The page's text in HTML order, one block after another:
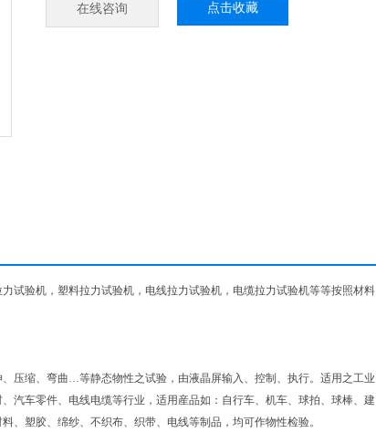
在线咨询 点击收藏
试验机，塑料拉力试验机，电线拉力试验机，电缆拉力试验机等等按照材料
压缩、弯曲…等静态物性之试验，由液晶屏输入、控制、执行。适用之工业
汽车零件、电线电缆等行业，适用産品如：自行车、机车、球拍、球棒、建
、塑胶、绵纱、不织布、织带、电线等制品，均可作物性检验。